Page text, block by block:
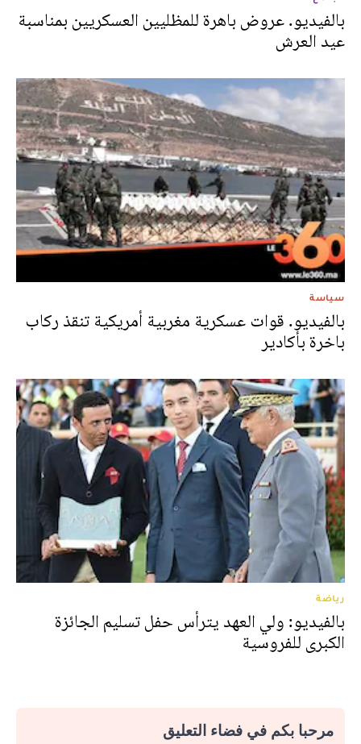
بالفيديو. عروض باهرة للمظليين العسكريين بمناسبة
عيد العرش
سياسة
بالفيديو. قوات عسكرية مغربية أمريكية تنقذ ركاب
باخرة بأكادير
رياضة
بالفيديو: ولي العهد يترأس حفل تسليم الجائزة
الكبرى للفروسية
مرحبا بكم في فضاء التعليق